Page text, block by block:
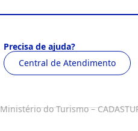
Precisa de ajuda?
Central de Atendimento
Ministério do Turismo –